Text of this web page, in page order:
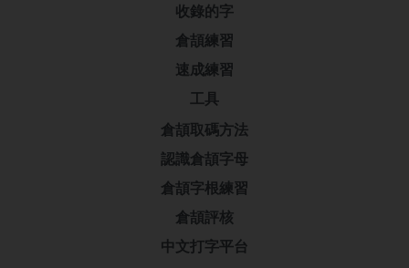
收錄的字
倉頡練習
速成練習
工具
倉頡取碼方法
認識倉頡字母
倉頡字根練習
倉頡評核
中文打字平台